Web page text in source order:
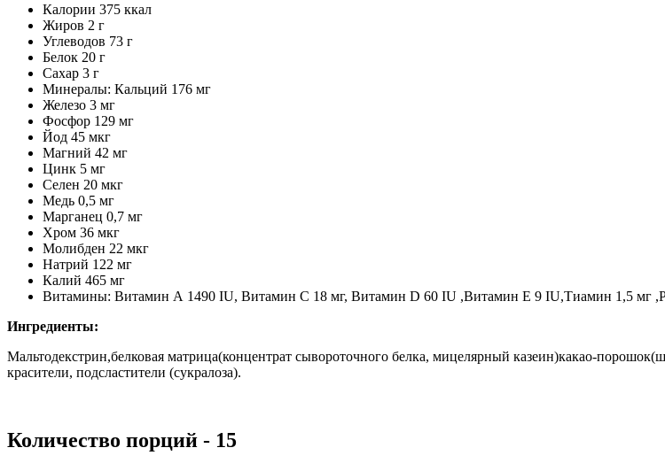
Калории 375 ккал
Жиров 2 г
Углеводов 73 г
Белок 20 г
Сахар 3 г
Минералы: Кальций 176 мг
Железо 3 мг
Фосфор 129 мг
Йод 45 мкг
Магний 42 мг
Цинк 5 мг
Селен 20 мкг
Медь 0,5 мг
Марганец 0,7 мг
Хром 36 мкг
Молибден 22 мкг
Натрий 122 мг
Калий 465 мг
Витамины: Витамин А 1490 IU, Витамин C 18 мг, Витамин D 60 IU ,Витамин E 9 IU,Тиамин 1,5 мг
Ингредиенты:
Мальтодекстрин,белковая матрица(концентрат сывороточного белка, мицелярный казеин)какао-
красители, подсластители (сукралоза).
Количество порций - 15